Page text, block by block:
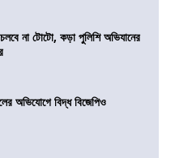
না টোটো, কড়া পুলিশি অভিযানের
অভিযোগে বিদ্ধ বিজেপিও